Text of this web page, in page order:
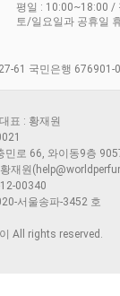
평일 : 10:00~18:00 /
토/일요일과 공휴일
61 국민은행 676901-
표 : 황재원
민로 66, 와이동9층
재원
00340
서울송파-3452 호
All rights reserved.